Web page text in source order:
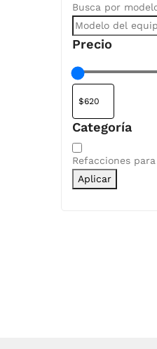
Busca por
Precio
Categoría
Categoría
Refacciones
Aplicar